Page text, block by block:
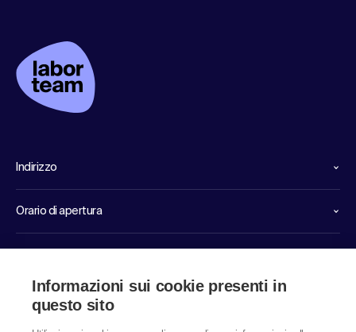
Indirizzo
Orario di apertura
Informazioni sui cookie presenti in
questo sito